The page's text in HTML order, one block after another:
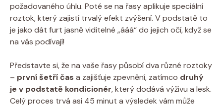
požadovaného úhlu. Poté se na řasy aplikuje speciální
roztok, který zajistí trvalý efekt zvýšení. V podstatě to
je jako dát furt jasně viditelné „ááá“ do jejich očí, když se
na vás podívají!
Představte si, že na vaše řasy působí dva různé roztoky
– první šetří čas a zajišťuje zpevnění, zatímco druhý
je v podstatě kondicionér, který dodává výživu a lesk.
Celý proces trvá asi 45 minut a výsledek vám může